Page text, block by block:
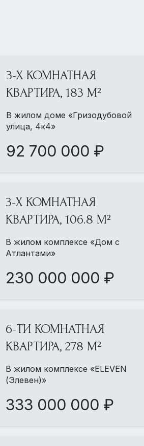
3-Х КОМНАТНАЯ
КВАРТИРА, 183 М²
В жилом доме «Гризодубовой
улица, 4к4»
92 700 000 ₽
3-Х КОМНАТНАЯ
КВАРТИРА, 106.8 М²
В жилом комплексе «Дом с
Атлантами»
230 000 000 ₽
6-ТИ КОМНАТНАЯ
КВАРТИРА, 278 М²
В жилом комплексе «ELEVEN
(Элевен)»
333 000 000 ₽